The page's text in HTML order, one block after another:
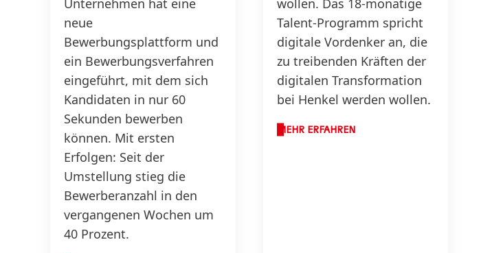
neue
Bewerbungsplattform und
ein Bewerbungsverfahren
eingeführt, mit dem sich
Kandidaten in nur 60
Sekunden bewerben
können. Mit ersten
Erfolgen: Seit der
Umstellung stieg die
Bewerberanzahl in den
vergangenen Wochen um
40 Prozent.
Talent-Programm spricht
digitale Vordenker an, die
zu treibenden Kräften der
digitalen Transformation
bei Henkel werden wollen.
MEHR ERFAHREN